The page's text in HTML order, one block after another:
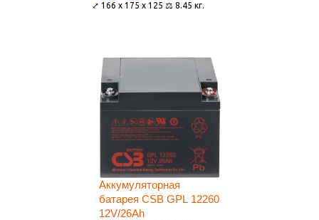
⤢ 166 x 175 x 125 ⚖ 8.45 кг.
Аккумуляторная
батарея CSB GPL 12260
12V/26Ah